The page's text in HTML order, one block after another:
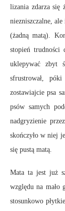
lizania zdarza się
niezniszczalne,
(żadną matą).
stopień trudności
uklepywać zbyt
sfrustrował,
zostawiajcie psa
psów samych
nadgryzienie
skończyło w niej
się pustą matą.
Mata ta jest już
względu na mało
stosunkowo